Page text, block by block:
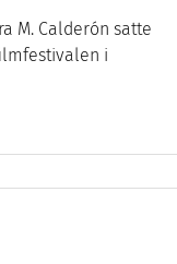
M. Calderón satte
i